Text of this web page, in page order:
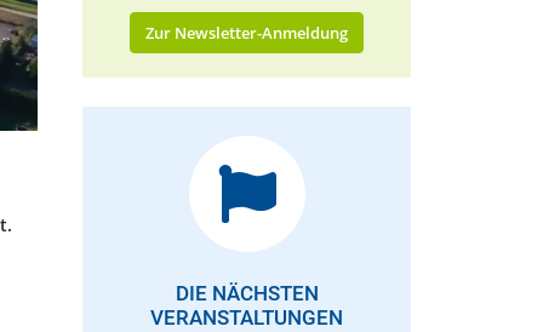
Zur Newsletter-Anmeldung
DIE NÄCHSTEN
VERANSTALTUNGEN